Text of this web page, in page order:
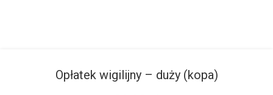
Opłatek wigilijny – duży (kopa)